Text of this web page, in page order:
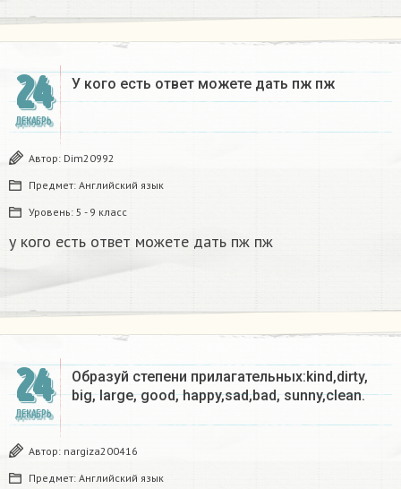
24
ДЕКАБРЬ
У кого есть ответ можете дать пж пж ​
Автор: Dim20992
Предмет: Английский язык
Уровень: 5 - 9 класс
у кого есть ответ можете дать пж пж
24
ДЕКАБРЬ
Образуй степени прилагательных:kind,dirty,
big, large, good, happy,sad,bad, sunny,clean.​
Автор: nargiza200416
Предмет: Английский язык